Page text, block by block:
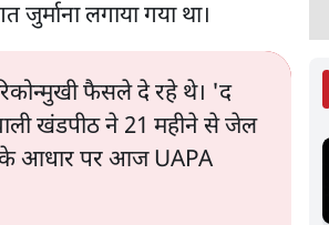
लगाया गया था।
फैसले दे रहे थे। 'द
खंडपीठ ने 21 महीने से जेल
के आधार पर आज UAPA